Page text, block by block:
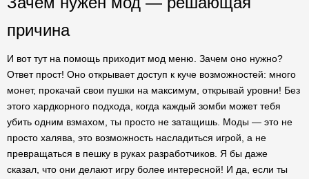
причина
И вот тут на помощь приходит мод меню. Зачем оно нужно?
Ответ прост! Оно открывает доступ к куче возможностей: много
монет, прокачай свои пушки на максимум, открывай уровни! Без
этого хардкорного подхода, когда каждый зомби может тебя
убить одним взмахом, ты просто не затащишь. Моды — это не
просто халява, это возможность насладиться игрой, а не
превращаться в пешку в руках разработчиков. Я бы даже
сказал, что они делают игру более интересной! И да, если ты